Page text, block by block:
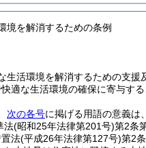
境を解消するための条例
生活環境を解消するための支
適な生活環境の確保に寄与する
次の各号に掲げる用語の意義は、
法(昭和25年法律第201号)第2条
法(平成26年法律第127号)第2